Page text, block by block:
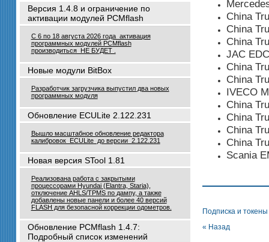
Версия 1.4.8 и ограничение по
активации модулей PCMflash
С 6 по 18 августа 2026 года активация
программных модулей PCMflash
производиться НЕ БУДЕТ .
Новые модули BitBox
Разработчик загрузчика выпустил два новых
программных модуля
Обновление ECULite 2.122.231
Вышло масштабное обновление редактора
калибровок ECULite до версии 2.122.231
Новая версия STool 1.81
Реализована работа с закрытыми
процессорами Hyundai (Elantra, Staria),
отключение AHLS/TPMS по дампу, а также
добавлены новые панели и более 40 версий
FLASH для безопасной коррекции одометров.
Обновление PCMflash 1.4.7:
Подробный список изменений
China
China
China
JAC
China
China
IVECO
China
China
China
China
Scania
Подписка и токены
« Назад